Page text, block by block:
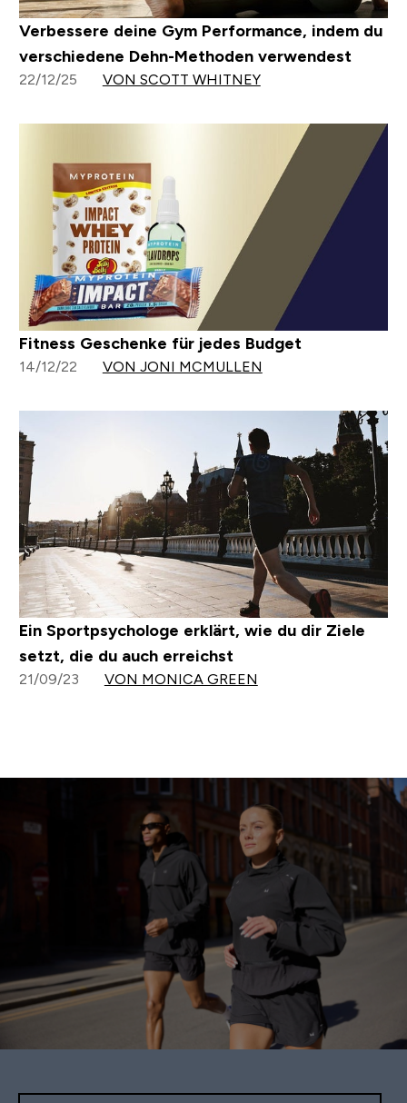
Verbessere deine Gym Performance, indem du
verschiedene Dehn-Methoden verwendest
22/12/25 VON SCOTT WHITNEY
Fitness Geschenke für jedes Budget
14/12/22 VON JONI MCMULLEN
Ein Sportpsychologe erklärt, wie du dir Ziele
setzt, die du auch erreichst
21/09/23 VON MONICA GREEN